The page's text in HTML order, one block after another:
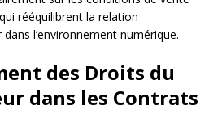
rééquilibrent la relation
l’environnement numérique.
des Droits du
dans les Contrats